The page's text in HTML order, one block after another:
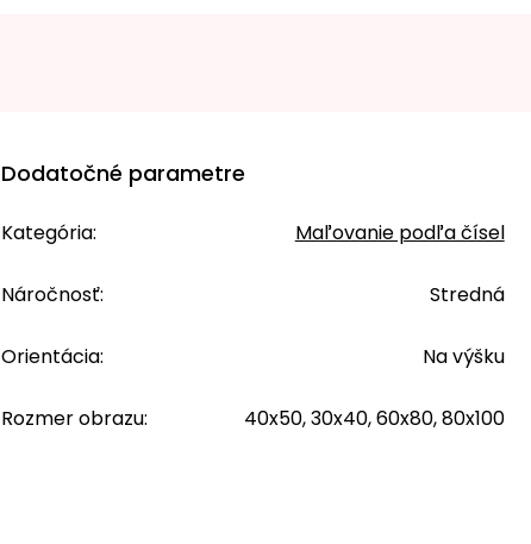
Dodatočné parametre
Kategória: Maľovanie podľa čísel
Náročnosť: Stredná
Orientácia: Na výšku
Rozmer obrazu: 40x50, 30x40, 60x80, 80x100